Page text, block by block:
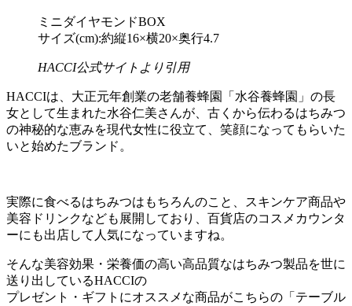
ミニダイヤモンドBOX
サイズ(cm):約縦16×横20×奥行4.7
HACCI公式サイトより引用
HACCIは、大正元年創業の老舗養蜂園「水谷養蜂園」の長
女として生まれた水谷仁美さんが、古くから伝わるはちみつ
の神秘的な恵みを現代女性に役立て、笑顔になってもらいた
いと始めたブランド。
実際に食べるはちみつはもちろんのこと、スキンケア商品や
美容ドリンクなども展開しており、百貨店のコスメカウンタ
ーにも出店して人気になっていますね。
そんな美容効果・栄養価の高い高品質なはちみつ製品を世に
送り出しているHACCIの
プレゼント・ギフトにオススメな商品がこちらの「テーブル